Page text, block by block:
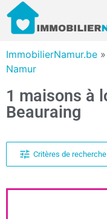
ImmobilierNamur.be »
Namur
1 maisons à
Beauraing
Critères de recherche